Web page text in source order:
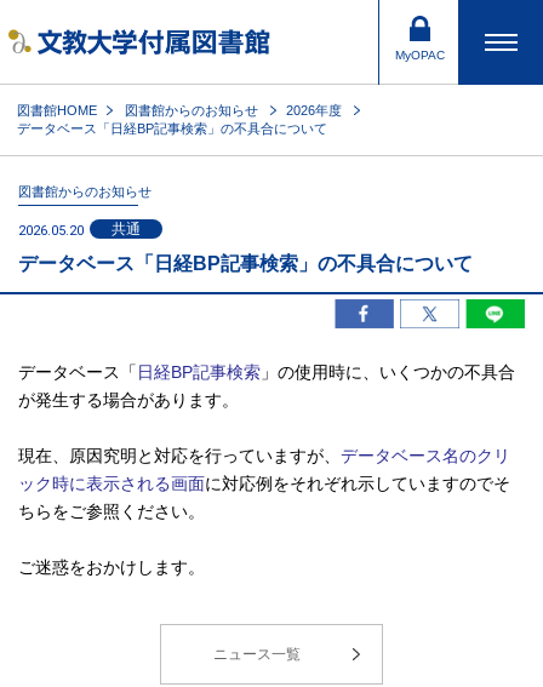
MyOPAC
図書館HOME 図書館からのお知らせ
2026年度
データベース「日経BP記事検索」の不具合について
データベース「日経BP記事検索」の不具合について
図書館からのお知らせ
2026.05.20 共通
データベース「 日経BP記事検索」の使用時に、いくつかの不具合
が発生する場合があります。
現在、原因究明と対応を行っていますが、 データベース名のクリ
ック時に表示される画面に対応例をそれぞれ示していますのでそ
ちらをご参照ください。
ご迷惑をおかけします。
ニュース一覧